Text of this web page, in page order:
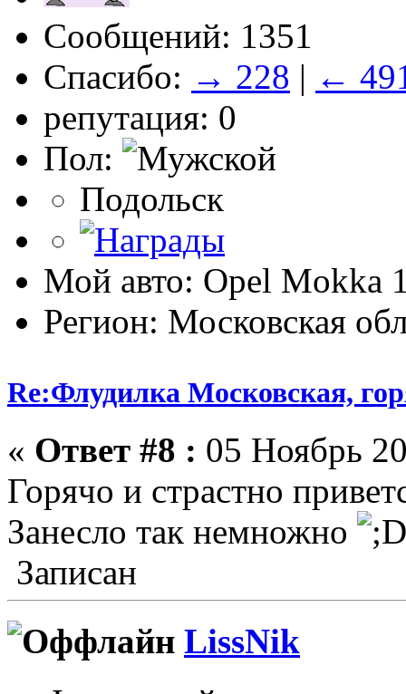
Сообщений: 1351
Спасибо: → 228 | ←
репутация: 0
Пол:
Подольск
Мой авто: Opel Mokka
Регион: Московская
Re:Флудилка Московская,
« Ответ #8 : 05 Ноябрь
Горячо и страстно
Занесло так немножно
Записан
LissNik